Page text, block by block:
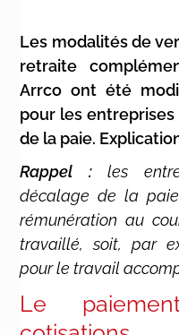
Les modalités de
retraite
Arrco ont été
pour les
de la paie.
Rappel :les
décalage de la
rémunération au
travaillé, soit, par
pour le travail
Le